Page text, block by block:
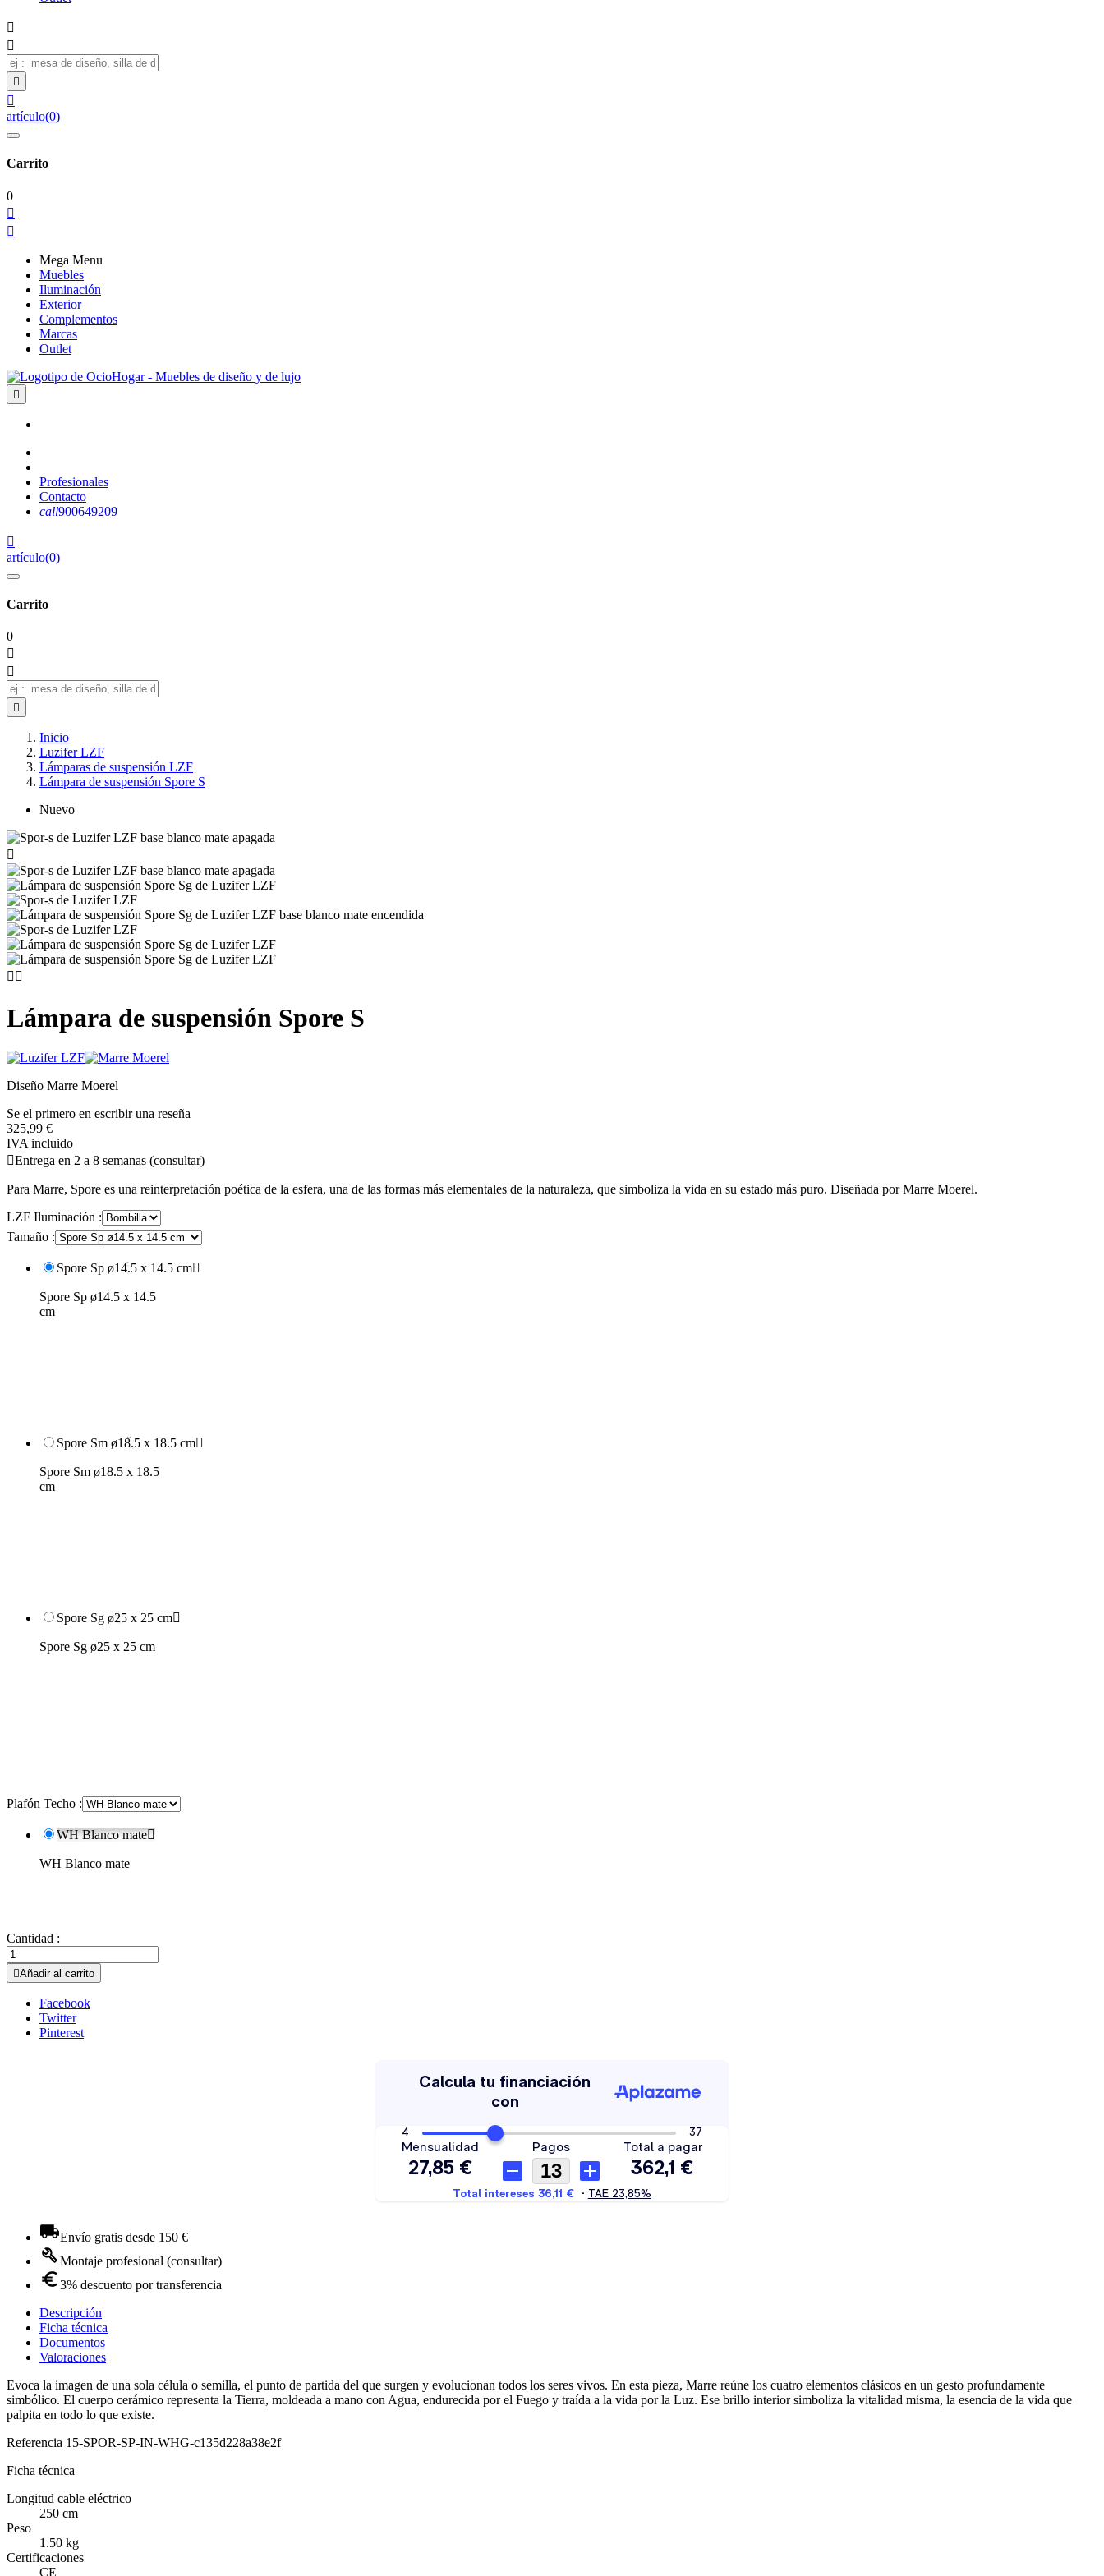




artículo(0)
Carrito
0


Mega Menu
Muebles
Iluminación
Exterior
Complementos
Marcas
Outlet

Profesionales
Contacto
call900649209

artículo(0)
Carrito
0



Inicio
Luzifer LZF
Lámparas de suspensión LZF
Lámpara de suspensión Spore S
Nuevo

 
Lámpara de suspensión Spore S
Diseño Marre Moerel
Se el primero en escribir una reseña
325,99 €
IVA incluido
Entrega en 2 a 8 semanas (consultar)
Para Marre, Spore es una reinterpretación poética de la esfera, una de las formas más elementales de la naturaleza, que simboliza la vida en su estado más puro. Diseñada por Marre Moerel.
LZF Iluminación :
Tamaño :
Spore Sp ø14.5 x 14.5 cm
Spore Sp ø14.5 x 14.5
cm
Spore Sm ø18.5 x 18.5 cm
Spore Sm ø18.5 x 18.5
cm
Spore Sg ø25 x 25 cm
Spore Sg ø25 x 25 cm
Plafón Techo :
WH Blanco mate
WH Blanco mate
Cantidad :
Añadir al carrito
Facebook
Twitter
Pinterest
Envío gratis desde 150 €
Montaje profesional (consultar)
3% descuento por transferencia
Descripción
Ficha técnica
Documentos
Valoraciones
Evoca la imagen de una sola célula o semilla, el punto de partida del que surgen y evolucionan todos los seres vivos. En esta pieza, Marre reúne los cuatro elementos clásicos en un gesto profundamente
simbólico. El cuerpo cerámico representa la Tierra, moldeada a mano con Agua, endurecida por el Fuego y traída a la vida por la Luz. Ese brillo interior simboliza la vitalidad misma, la esencia de la vida que
palpita en todo lo que existe.
Referencia 15-SPOR-SP-IN-WHG-c135d228a38e2f
Ficha técnica
Longitud cable eléctrico
250 cm
Peso
1.50 kg
Certificaciones
CE